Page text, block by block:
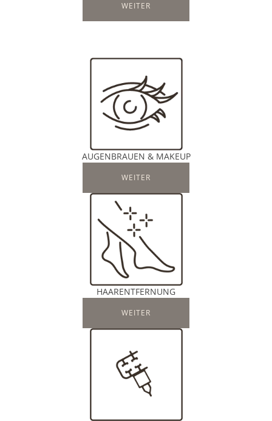
WEITER
AUGENBRAUEN & MAKEUP
WEITER
HAARENTFERNUNG
WEITER